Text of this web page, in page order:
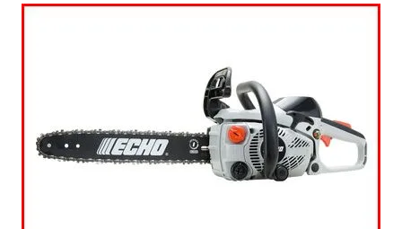
お気に入り一覧
農業資材